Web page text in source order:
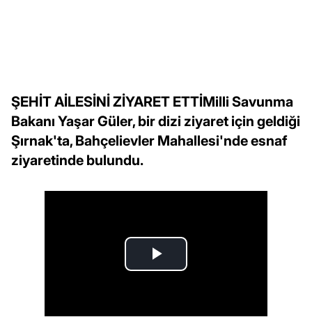
ŞEHİT AİLESİNİ ZİYARET ETTİMilli Savunma
Bakanı Yaşar Güler, bir dizi ziyaret için geldiği
Şırnak'ta, Bahçelievler Mahallesi'nde esnaf
ziyaretinde bulundu.